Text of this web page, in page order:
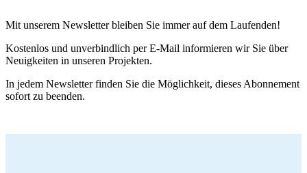
Mit unserem Newsletter bleiben Sie immer auf dem Laufenden!
Kostenlos und unverbindlich per E-Mail informieren wir Sie über
Neuigkeiten in unseren Projekten.
In jedem Newsletter finden Sie die Möglichkeit, dieses Abonnement
sofort zu beenden.